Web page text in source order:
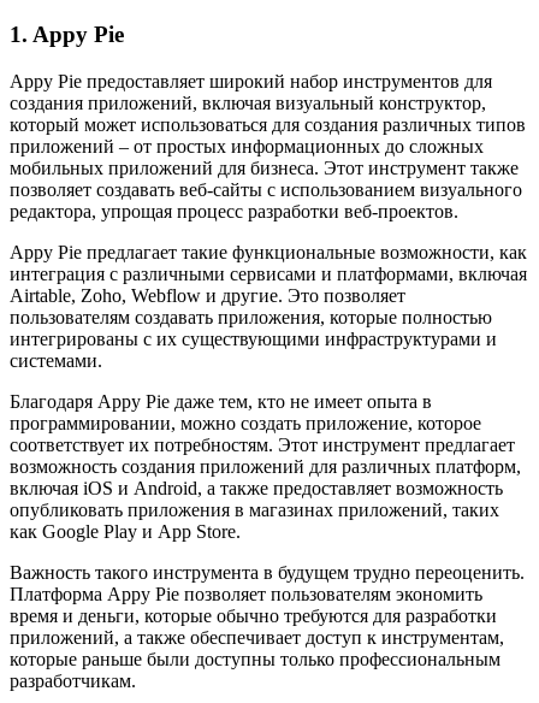
1. Appy Pie
Appy Pie предоставляет широкий набор инструментов для
создания приложений, включая визуальный конструктор,
который может использоваться для создания различных типов
приложений – от простых информационных до сложных
мобильных приложений для бизнеса. Этот инструмент также
позволяет создавать веб-сайты с использованием визуального
редактора, упрощая процесс разработки веб-проектов.
Appy Pie предлагает такие функциональные возможности, как
интеграция с различными сервисами и платформами, включая
Airtable, Zoho, Webflow и другие. Это позволяет
пользователям создавать приложения, которые полностью
интегрированы с их существующими инфраструктурами и
системами.
Благодаря Appy Pie даже тем, кто не имеет опыта в
программировании, можно создать приложение, которое
соответствует их потребностям. Этот инструмент предлагает
возможность создания приложений для различных платформ,
включая iOS и Android, а также предоставляет возможность
опубликовать приложения в магазинах приложений, таких
как Google Play и App Store.
Важность такого инструмента в будущем трудно переоценить.
Платформа Appy Pie позволяет пользователям экономить
время и деньги, которые обычно требуются для разработки
приложений, а также обеспечивает доступ к инструментам,
которые раньше были доступны только профессиональным
разработчикам.